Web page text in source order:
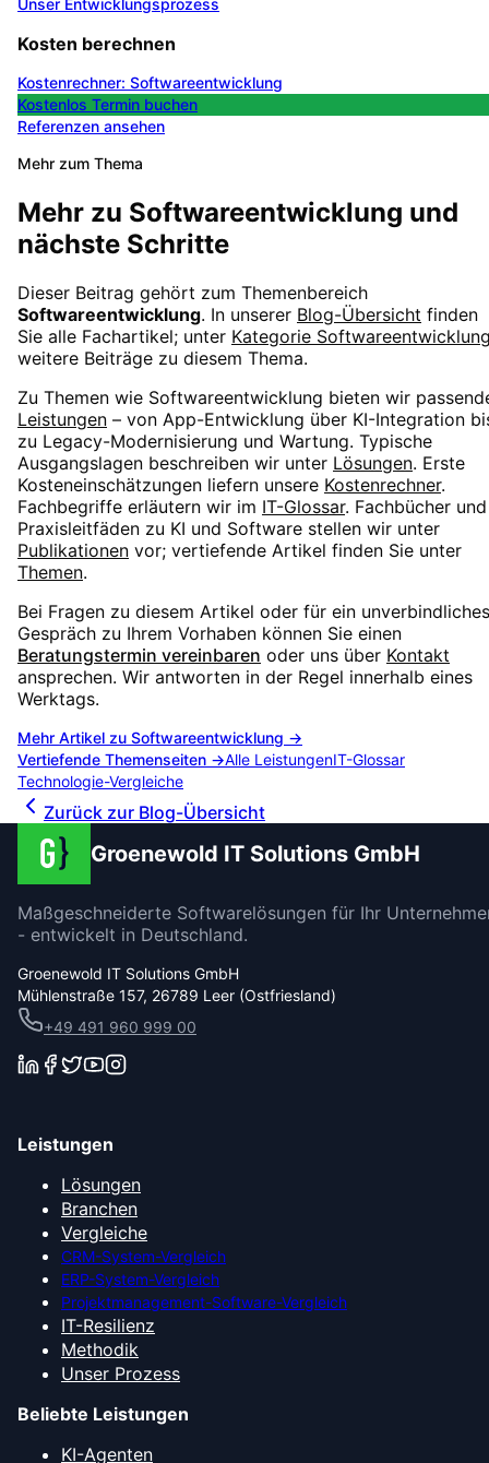
Kosten berechnen
Kostenrechner: Softwareentwicklung
Kostenlos Termin buchen
Referenzen ansehen
Mehr zum Thema
Mehr zu Softwareentwicklung und
nächste Schritte
Dieser Beitrag gehört zum Themenbereich
Softwareentwicklung. In unserer Blog-Übersicht finden
Sie alle Fachartikel; unter Kategorie
weitere Beiträge zu diesem Thema.
Zu Themen wie Softwareentwicklung bieten wir
Leistungen – von App-Entwicklung über KI-Integration
zu Legacy-Modernisierung und Wartung. Typische
Ausgangslagen beschreiben wir unter Lösungen. Erste
Kosteneinschätzungen liefern unsere Kostenrechner.
Fachbegriffe erläutern wir im IT-Glossar. Fachbücher und
Praxisleitfäden zu KI und Software stellen wir unter
Publikationen vor; vertiefende Artikel finden Sie unter
Themen.
Bei Fragen zu diesem Artikel oder für ein unverbindliches
Gespräch zu Ihrem Vorhaben können Sie einen
Beratungstermin vereinbaren oder uns über Kontakt
ansprechen. Wir antworten in der Regel innerhalb eines
Werktags.
Mehr Artikel zu Softwareentwicklung →
Vertiefende Themenseiten →Alle LeistungenIT-Glossar
Technologie-Vergleiche
Zurück zur Blog-Übersicht
Groenewold IT Solutions GmbH
Maßgeschneiderte Softwarelösungen für Ihr
- entwickelt in Deutschland.
Groenewold IT Solutions GmbH
Mühlenstraße 157, 26789 Leer (Ostfriesland)
+49 491 960 999 00
Leistungen
Lösungen
Branchen
Vergleiche
CRM-System-Vergleich
ERP-System-Vergleich
Projektmanagement-Software-Vergleich
IT-Resilienz
Methodik
Unser Prozess
Beliebte Leistungen
KI-Agenten